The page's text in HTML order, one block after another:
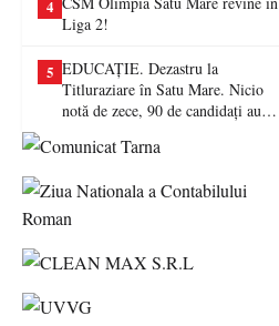
4
Liga 2!
5 EDUCAȚIE. Dezastru la
Titluraziare în Satu Mare. Nicio
notă de zece, 90 de candidați au